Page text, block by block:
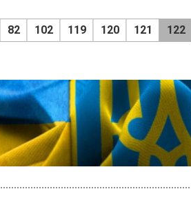
82 102 119 120 121 122